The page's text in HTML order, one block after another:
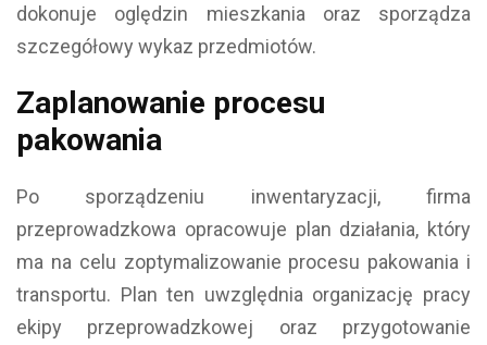
dokonuje oględzin mieszkania oraz sporządza
szczegółowy wykaz przedmiotów.
Zaplanowanie procesu
pakowania
Po sporządzeniu inwentaryzacji, firma
przeprowadzkowa opracowuje plan działania, który
ma na celu zoptymalizowanie procesu pakowania i
transportu. Plan ten uwzględnia organizację pracy
ekipy przeprowadzkowej oraz przygotowanie